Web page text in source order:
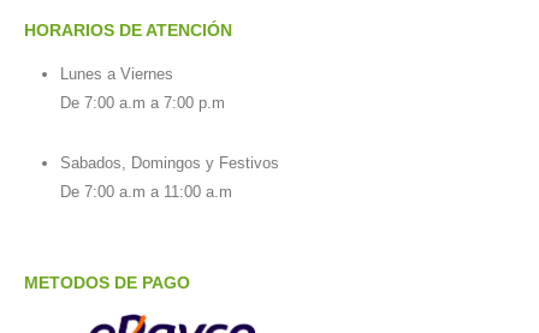
HORARIOS DE ATENCIÓN
Lunes a Viernes
De 7:00 a.m a 7:00 p.m
Sabados, Domingos y Festivos
De 7:00 a.m a 11:00 a.m
METODOS DE PAGO